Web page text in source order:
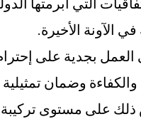
في الآونة الأخيرة.
العمل بجدية على
وضمان تمثيلية
على مستوى تركيبة